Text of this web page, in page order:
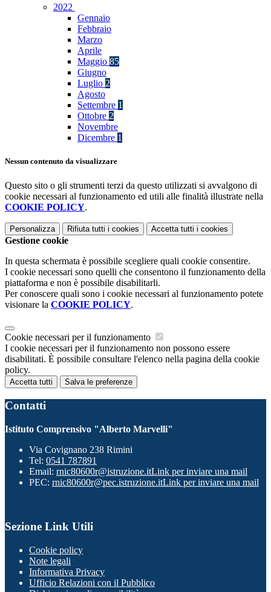
2022
Gennaio
Febbraio
Marzo
Aprile
Maggio 85
Giugno
Luglio 2
Agosto
Settembre 1
Ottobre 2
Novembre
Dicembre 1
Nessun contenuto da visualizzare
Questo sito o gli strumenti terzi da questo utilizzati si avvalgono di
cookie necessari al funzionamento ed utili alle finalità illustrate nella
COOKIE POLICY.
Personalizza Rifiuta tutti i cookies Accetta tutti i cookies
Gestione cookie
In questa schermata è possibile scegliere quali cookie consentire.
I cookie necessari sono quelli che consentono il funzionamento della
piattaforma e non è possibile disabilitarli.
Per conoscere quali sono i cookie necessari al funzionamento potete
visionare la COOKIE POLICY.
Cookie necessari per il funzionamento
I cookie necessari per il funzionamento non possono essere
disabilitati. È possibile consultare l'elenco nella pagina della cookie
policy.
Accetta tutti Salva le preferenze
Contatti
Istituto Comprensivo "Alberto Marvelli"
Via Covignano 238 Rimini
Tel: 0541 787891
Email: rnic80600r@istruzione.itLink per inviare una mail
PEC: rnic80600r@pec.istruzione.itLink per inviare una mail
Sezione Link Utili
Cookie policy
Note legali
Informativa Privacy
Ufficio Relazioni con il Pubblico